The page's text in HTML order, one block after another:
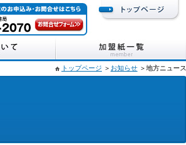
トップページ ＞ お知らせ ＞地方ニュース